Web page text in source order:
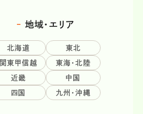
地域・エリア
北海道 東北
関東甲信越 東海・北陸
近畿 中国
四国 九州・沖縄